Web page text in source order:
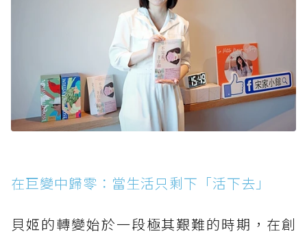
在巨變中歸零：當生活只剩下「活下去」
貝姬的轉變始於一段極其艱難的時期，在創